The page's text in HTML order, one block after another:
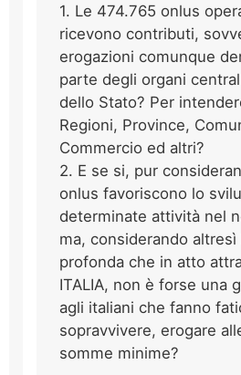
1. Le 474.765 onlus
ricevono contributi,
erogazioni comunque
parte degli organi
dello Stato? Per
Regioni, Province,
Commercio ed altri?
2. E se si, pur
onlus favoriscono lo
determinate attività nel
ma, considerando
profonda che in atto
ITALIA, non è forse una
agli italiani che fanno
sopravvivere, erogare
somme minime?